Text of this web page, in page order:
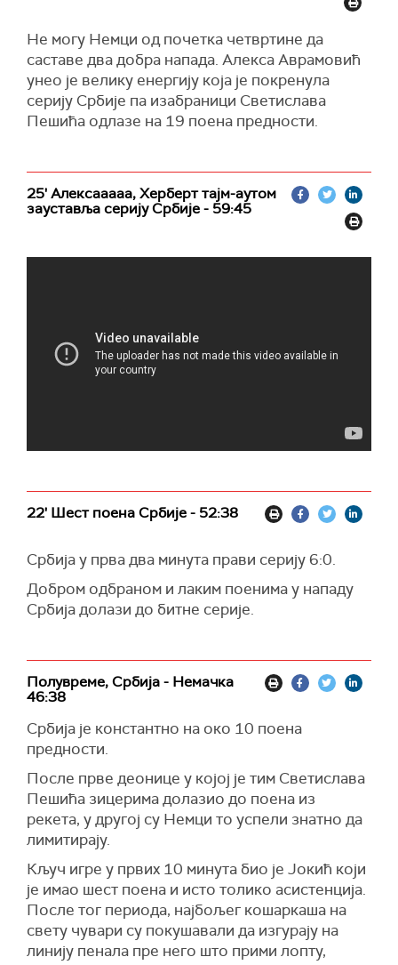
Не могу Немци од почетка четвртине да
саставе два добра напада. Алекса Аврамовић
унео је велику енергију која је покренула
серију Србије па изабраници Светислава
Пешића одлазе на 19 поена предности.
25' Алексааааа, Херберт тајм-аутом
зауставља серију Србије - 59:45
22' Шест поена Србије - 52:38
Србија у прва два минута прави серију 6:0.
Добром одбраном и лаким поенима у нападу
Србија долази до битне серије.
Полувреме, Србија - Немачка
46:38
Србија је константно на око 10 поена
предности.
После прве деонице у којој је тим Светислава
Пешића зицерима долазио до поена из
рекета, у другој су Немци то успели знатно да
лимитирају.
Кључ игре у првих 10 минута био је Јокић који
је имао шест поена и исто толико асистенција.
После тог периода, најбољег кошаркаша на
свету чувари су покушавали да изгурају на
линију пенала пре него што прими лопту,